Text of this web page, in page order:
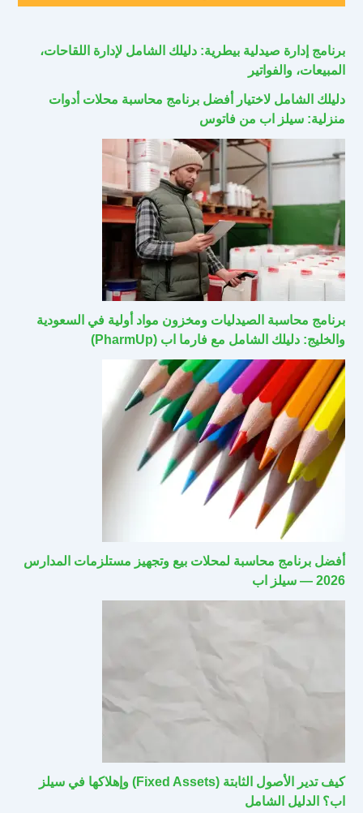
برنامج إدارة صيدلية بيطرية: دليلك الشامل لإدارة اللقاحات،
المبيعات، والفواتير
دليلك الشامل لاختيار أفضل برنامج محاسبة محلات أدوات
منزلية: سيلز اب من فاتوس
برنامج محاسبة الصيدليات ومخزون مواد أولية في السعودية
والخليج: دليلك الشامل مع فارما اب (PharmUp)
أفضل برنامج محاسبة لمحلات بيع وتجهيز مستلزمات المدارس
2026 — سيلز اب
كيف تدير الأصول الثابتة (Fixed Assets) وإهلاكها في سيلز
اب؟ الدليل الشامل